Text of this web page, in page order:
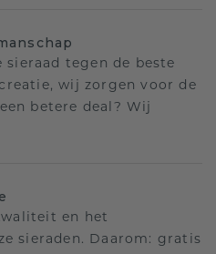
tegen de beste
wij zorgen voor de
betere deal? Wij
en het
sieraden. Daarom: gratis